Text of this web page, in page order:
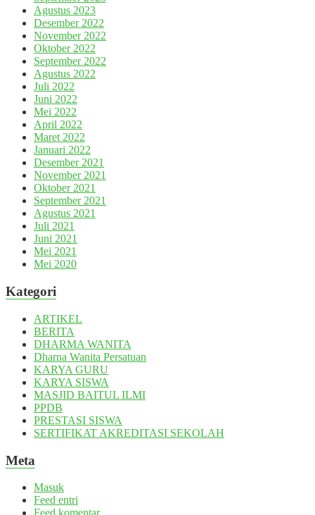
Agustus 2023
Desember 2022
November 2022
Oktober 2022
September 2022
Agustus 2022
Juli 2022
Juni 2022
Mei 2022
April 2022
Maret 2022
Januari 2022
Desember 2021
November 2021
Oktober 2021
September 2021
Agustus 2021
Juli 2021
Juni 2021
Mei 2021
Mei 2020
Kategori
ARTIKEL
BERITA
DHARMA WANITA
Dharna Wanita Persatuan
KARYA GURU
KARYA SISWA
MASJID BAITUL ILMI
PPDB
PRESTASI SISWA
SERTIFIKAT AKREDITASI SEKOLAH
Meta
Masuk
Feed entri